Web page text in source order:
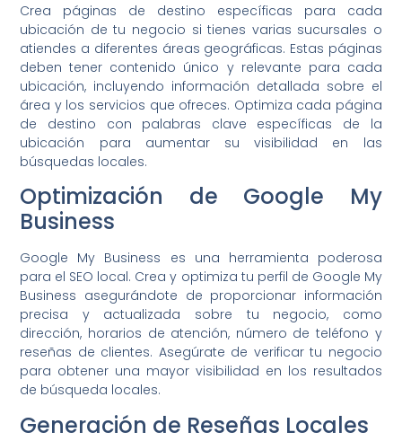
Crea páginas de destino específicas para cada
ubicación de tu negocio si tienes varias sucursales o
atiendes a diferentes áreas geográficas. Estas páginas
deben tener contenido único y relevante para cada
ubicación, incluyendo información detallada sobre el
área y los servicios que ofreces. Optimiza cada página
de destino con palabras clave específicas de la
ubicación para aumentar su visibilidad en las
búsquedas locales.
Optimización de Google My
Business
Google My Business es una herramienta poderosa
para el SEO local. Crea y optimiza tu perfil de Google My
Business asegurándote de proporcionar información
precisa y actualizada sobre tu negocio, como
dirección, horarios de atención, número de teléfono y
reseñas de clientes. Asegúrate de verificar tu negocio
para obtener una mayor visibilidad en los resultados
de búsqueda locales.
Generación de Reseñas Locales